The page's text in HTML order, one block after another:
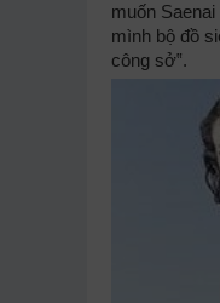
muốn
mình bộ đồ
công sở‟.